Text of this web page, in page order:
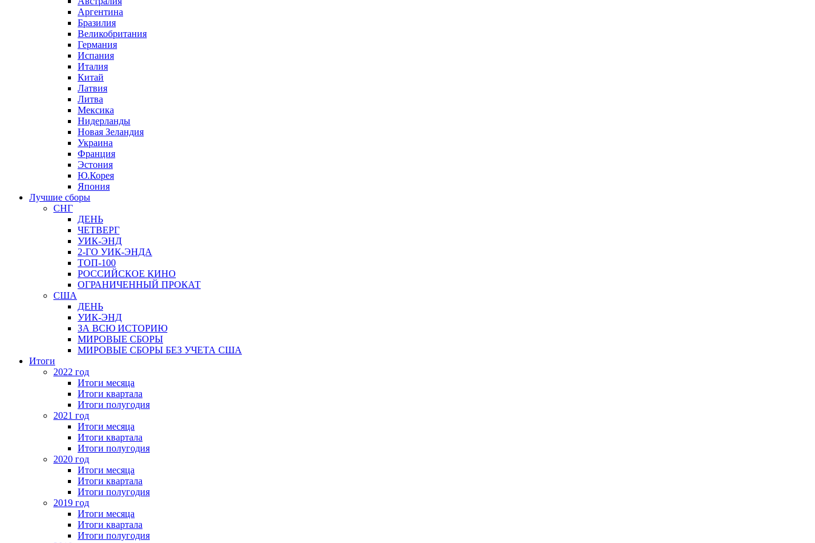
Аргентина
Бразилия
Великобритания
Германия
Испания
Италия
Китай
Латвия
Литва
Мексика
Нидерланды
Новая Зеландия
Украина
Франция
Эстония
Ю.Корея
Япония
Лучшие сборы
СНГ
ДЕНЬ
ЧЕТВЕРГ
УИК-ЭНД
2-ГО УИК-ЭНДА
ТОП-100
РОССИЙСКОЕ КИНО
ОГРАНИЧЕННЫЙ ПРОКАТ
США
ДЕНЬ
УИК-ЭНД
ЗА ВСЮ ИСТОРИЮ
МИРОВЫЕ СБОРЫ
МИРОВЫЕ СБОРЫ БЕЗ УЧЕТА США
Итоги
2022 год
Итоги месяца
Итоги квартала
Итоги полугодия
2021 год
Итоги месяца
Итоги квартала
Итоги полугодия
2020 год
Итоги месяца
Итоги квартала
Итоги полугодия
2019 год
Итоги месяца
Итоги квартала
Итоги полугодия